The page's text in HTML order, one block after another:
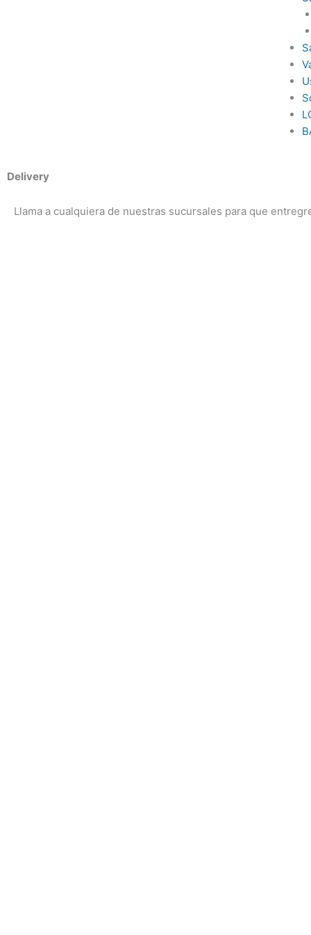
Delivery
Llama a cualquiera de nuestras sucursales para que